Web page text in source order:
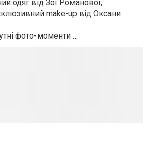
одяг від Зої Романової;
make-up від Оксани
фото-моменти ...